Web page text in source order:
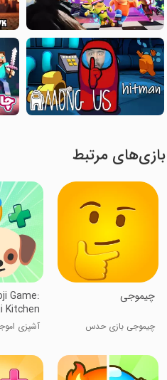
بازی‌های مرتبط
چیموجی
چیموجی بازی حدس
Game:
Kitchen
آشپزی